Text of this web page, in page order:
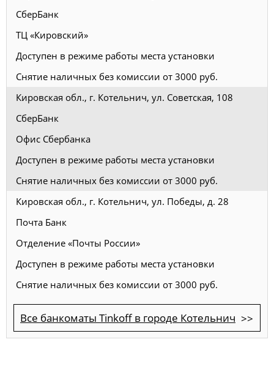
СберБанк
ТЦ «Кировский»
Доступен в режиме работы места установки
Снятие наличных без комиссии от 3000 руб.
Кировская обл., г. Котельнич, ул. Советская, 108
СберБанк
Офис Сбербанка
Доступен в режиме работы места установки
Снятие наличных без комиссии от 3000 руб.
Кировская обл., г. Котельнич, ул. Победы, д. 28
Почта Банк
Отделение «Почты России»
Доступен в режиме работы места установки
Снятие наличных без комиссии от 3000 руб.
Все банкоматы Tinkoff в городе Котельнич